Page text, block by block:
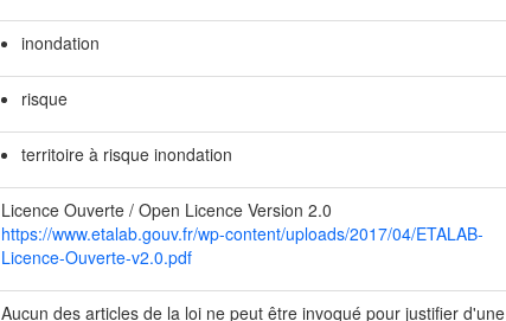
inondation
risque
territoire à risque inondation
Licence Ouverte / Open Licence Version 2.0
https://www.etalab.gouv.fr/wp-content/uploads/2017/04/ETALAB-
Licence-Ouverte-v2.0.pdf
Aucun des articles de la loi ne peut être invoqué pour justifier d'une